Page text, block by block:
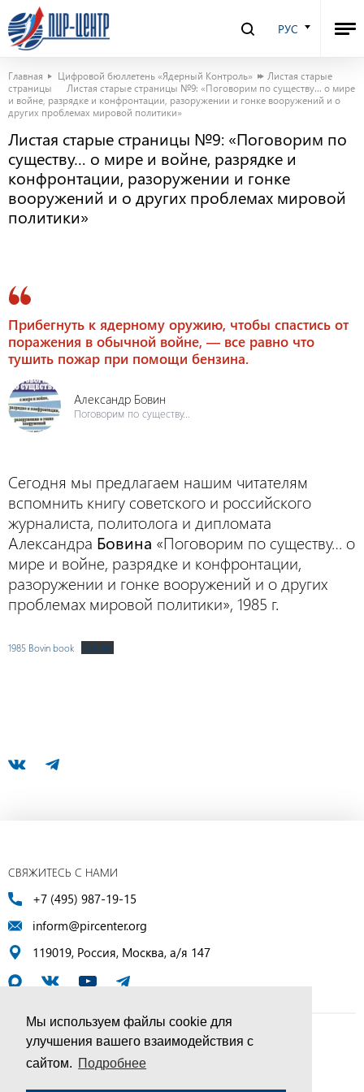
Мы используем файлы cookie для
улучшения вашего взаимодействия с
сайтом. Подробнее
РУС
Главная Цифровой бюллетень «Ядерный Контроль»
Листая старые
страницы
Листая старые страницы №9: «Поговорим по существу… о мире
и войне, разрядке и конфронтации, разоружении и гонке вооружений и о
других проблемах мировой политики»
Листая старые страницы №9: «Поговорим по
существу… о мире и войне, разрядке и
конфронтации, разоружении и гонке
вооружений и о других проблемах мировой
политики»
Прибегнуть к ядерному оружию, чтобы спастись от
поражения в обычной войне, — все равно что
тушить пожар при помощи бензина.
Александр Бовин
Поговорим по существу…
Сегодня мы предлагаем нашим читателям
вспомнить книгу советского и российского
журналиста, политолога и дипломата
Александра Бовина «Поговорим по существу… о
мире и войне, разрядке и конфронтации,
разоружении и гонке вооружений и о других
проблемах мировой политики», 1985 г.
1985 Bovin book Скачать
СВЯЖИТЕСЬ С НАМИ
+7 (495) 987-19-15
inform@pircenter.org
119019, Россия, Москва, а/я 147
© ПИР-Центр, 1994–2025 | Все права защищены